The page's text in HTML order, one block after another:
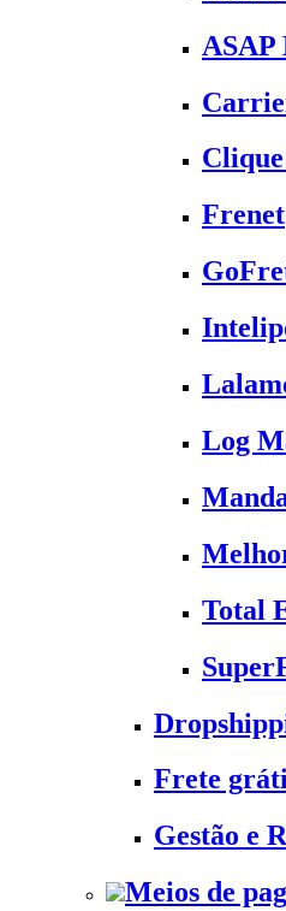
ASAP
Frenet
Log
Total
Frete
Gestão e
Meios de